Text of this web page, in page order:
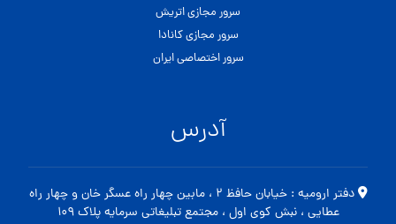
سرور مجازی اتریش
سرور مجازی کانادا
سرور اختصاصی ایران
آدرس
دفتر ارومیه : خیابان حافظ ۲ ، مابین چهار راه عسگر خان و چهار راه
عطایی ، نبش کوی اول ، مجتمع تبلیغاتی سرمایه پلاک ۱۰۹